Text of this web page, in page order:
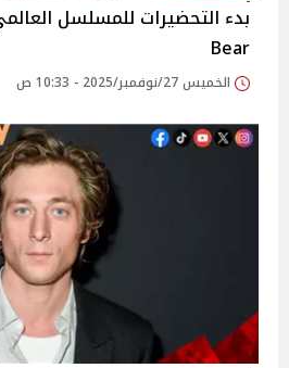
Bear
الخميس 27/نوفمبر/2025 - 10:33 ص